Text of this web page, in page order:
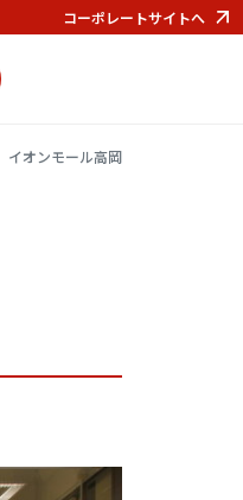
コーポレートサイトへ
イオンモール高岡